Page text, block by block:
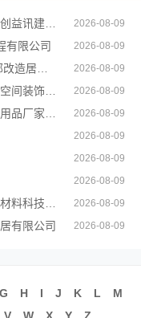
2026-08-09
有限公司 2026-08-09
2026-08-09
2026-08-09
2026-08-09
2026-08-09
2026-08-09
2026-08-09
2026-08-09
有限公司 2026-08-09
G H I J K L
M